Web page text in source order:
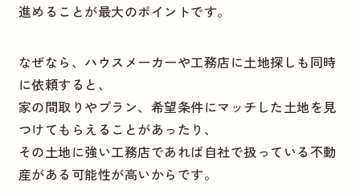
進めることが最大のポイントです。
なぜなら、ハウスメーカーや工務店に土地探しも同時
に依頼すると、
家の間取りやプラン、希望条件にマッチした土地を見
つけてもらえることがあったり、
その土地に強い工務店であれば自社で扱っている不動
産がある可能性が高いからです。